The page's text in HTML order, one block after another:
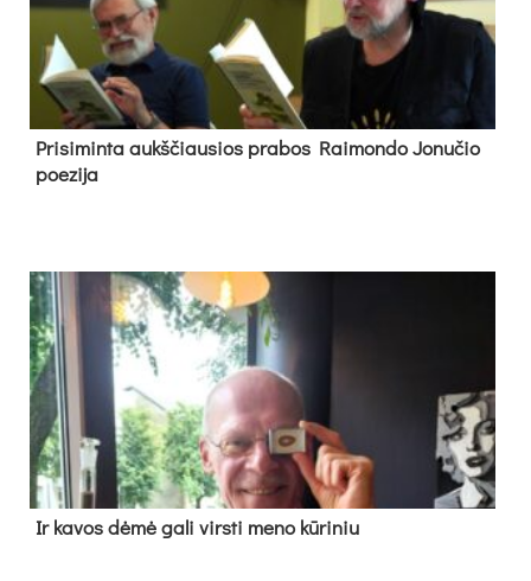
Pri­si­min­ta aukš­čiau­sios pra­bos Rai­mon­do Jo­nu­čio
poe­zi­ja
Ir ka­vos dė­mė ga­li virs­ti me­no kū­ri­niu